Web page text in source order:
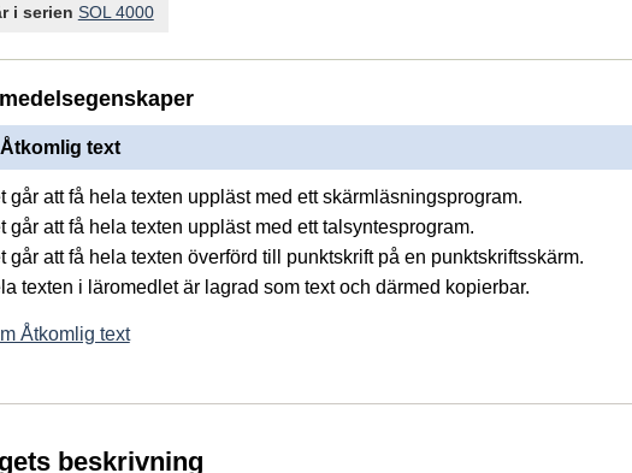
i serien SOL 4000
Åtkomlig text
går att få hela texten uppläst med ett skärmläsningsprogram.
går att få hela texten uppläst med ett talsyntesprogram.
går att få hela texten överförd till punktskrift på en punktskriftsskärm.
texten i läromedlet är lagrad som text och därmed kopierbar.
Åtkomlig text
beskrivning